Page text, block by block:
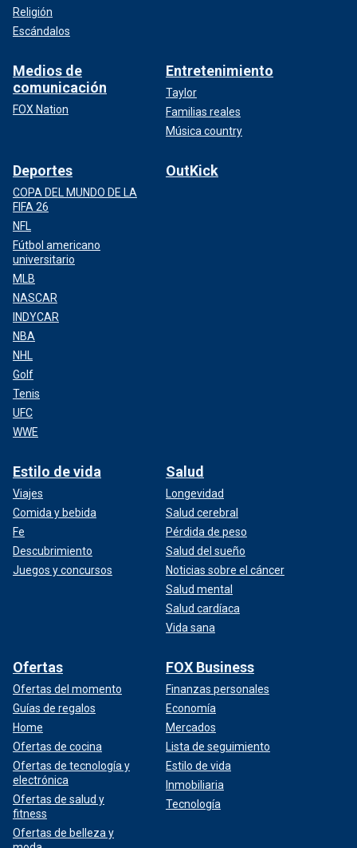
Religión
Escándalos
Medios de
comunicación
FOX Nation
Entretenimiento
Taylor
Familias reales
Música country
Deportes
COPA DEL MUNDO DE LA
FIFA 26
NFL
Fútbol americano
universitario
MLB
NASCAR
INDYCAR
NBA
NHL
Golf
Tenis
UFC
WWE
OutKick
Estilo de vida
Viajes
Comida y bebida
Fe
Descubrimiento
Juegos y concursos
Salud
Longevidad
Salud cerebral
Pérdida de peso
Salud del sueño
Noticias sobre el cáncer
Salud mental
Salud cardíaca
Vida sana
Ofertas
Ofertas del momento
Guías de regalos
Home
Ofertas de cocina
Ofertas de tecnología y
electrónica
Ofertas de salud y
fitness
Ofertas de belleza y
FOX Business
Finanzas personales
Economía
Mercados
Lista de seguimiento
Estilo de vida
Inmobiliaria
Tecnología